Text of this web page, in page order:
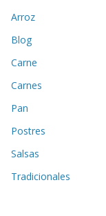
Arroz
Blog
Carne
Carnes
Pan
Postres
Salsas
Tradicionales